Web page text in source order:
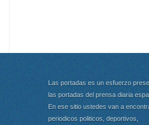
Las portadas es un esfuerzo
las portadas del prensa diaria
En ese sitio ustedes van a
periodicos politicos, deportivos,